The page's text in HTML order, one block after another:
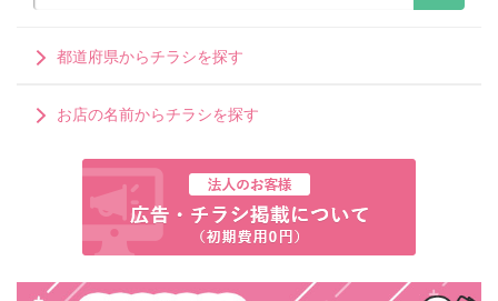
都道府県からチラシを探す
お店の名前からチラシを探す